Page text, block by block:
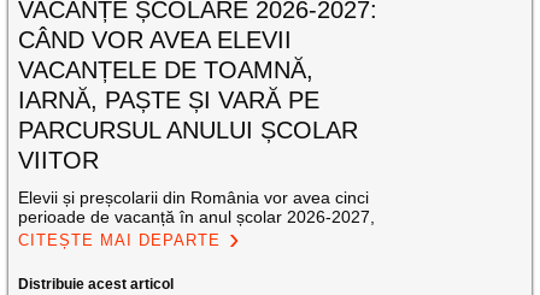
VACANȚE ȘCOLARE 2026-2027:
CÂND VOR AVEA ELEVII
VACANȚELE DE TOAMNĂ,
IARNĂ, PAȘTE ȘI VARĂ PE
PARCURSUL ANULUI ȘCOLAR
VIITOR
Elevii și preșcolarii din România vor avea cinci
perioade de vacanță în anul școlar 2026-2027,
CITEȘTE MAI DEPARTE
Distribuie acest articol